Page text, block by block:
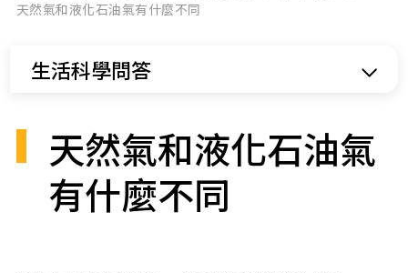
天然氣和液化石油氣有什麼不同
生活科學問答
天然氣和液化石油氣
有什麼不同